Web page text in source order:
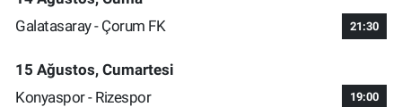
Galatasaray - Çorum FK
21:30
15 Ağustos, Cumartesi
Konyaspor - Rizespor
19:00